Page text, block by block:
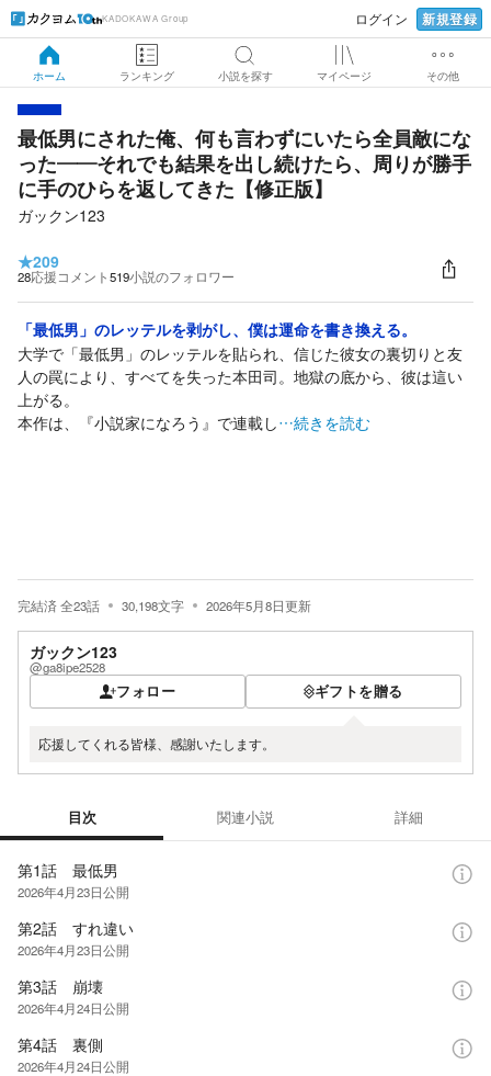
KADOKAWA Group ログイン 新規登録
ホーム ランキング 小説を探す マイページ その他
最低男にされた俺、何も言わずにいたら全員敵にな
った――それでも結果を出し続けたら、周りが勝手
に手のひらを返してきた【修正版】
ガックン123
★209
28応援コメント519小説のフォロワー
「最低男」のレッテルを剥がし、僕は運命を書き換える。
大学で「最低男」のレッテルを貼られ、信じた彼女の裏切りと友
人の罠により、すべてを失った本田司。地獄の底から、彼は這い
上がる。
本作は、『小説家になろう』で連載し…続きを読む
完結済全23話 30,198文字 2026年5月8日更新
ガックン123
@ga8ipe2528
フォロー ギフトを贈る
応援してくれる皆様、感謝いたします。
目次 関連小説 詳細
第1話 最低男
2026年4月23日公開
第2話 すれ違い
2026年4月23日公開
第3話 崩壊
2026年4月24日公開
第4話 裏側
2026年4月24日公開